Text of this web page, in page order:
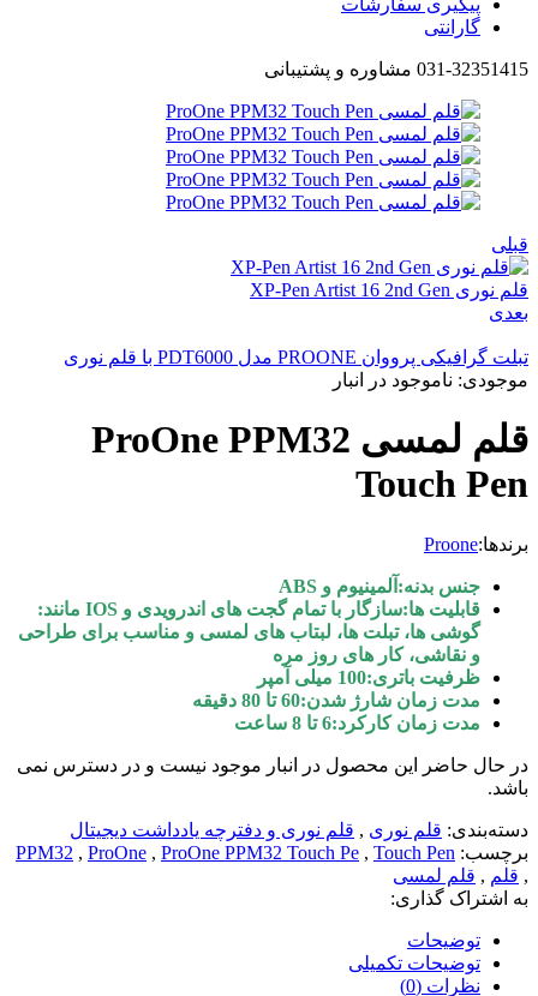
پیگیری سفارشات
گارانتی
031-32351415 مشاوره و پشتیبانی
قبلی
قلم نوری XP-Pen Artist 16 2nd Gen
بعدی
تبلت گرافیکی پرووان PROONE مدل PDT6000 با قلم نوری
موجودی: ناموجود در انبار
قلم لمسی ProOne PPM32
Touch Pen
برندها:Proone
جنس بدنه:آلمينيوم و ABS
قابلیت ها:سازگار با تمام گجت های اندرویدی و IOS مانند:
گوشی ها، تبلت ها، لبتاب های لمسی و مناسب برای طراحی
و نقاشی، کار های روز مره
ظرفیت باتری:100 میلی آمپر
مدت زمان شارژ شدن:60 تا 80 دقيقه
مدت زمان کارکرد:6 تا 8 ساعت
در حال حاضر این محصول در انبار موجود نیست و در دسترس نمی
باشد.
دسته‌بندی: قلم نوری , قلم نوری و دفترچه یادداشت دیجیتال
برچسب:
PPM32 , ProOne , ProOne PPM32 Touch Pe , Touch Pen
, قلم , قلم لمسی
به اشتراک گذاری:
توضیحات
توضیحات تکمیلی
نظرات (0)